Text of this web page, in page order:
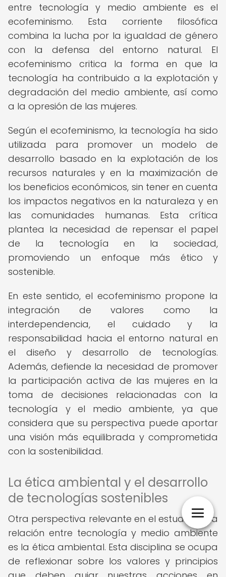
entre tecnología y medio ambiente es el
ecofeminismo. Esta corriente filosófica
combina la lucha por la igualdad de género
con la defensa del entorno natural. El
ecofeminismo critica la forma en que la
tecnología ha contribuido a la explotación y
degradación del medio ambiente, así como
a la opresión de las mujeres.
Según el ecofeminismo, la tecnología ha sido
utilizada para promover un modelo de
desarrollo basado en la explotación de los
recursos naturales y en la maximización de
los beneficios económicos, sin tener en cuenta
los impactos negativos en la naturaleza y en
las comunidades humanas. Esta crítica
plantea la necesidad de repensar el papel
de la tecnología en la sociedad,
promoviendo un enfoque más ético y
sostenible.
En este sentido, el ecofeminismo propone la
integración de valores como la
interdependencia, el cuidado y la
responsabilidad hacia el entorno natural en
el diseño y desarrollo de tecnologías.
Además, defiende la necesidad de promover
la participación activa de las mujeres en la
toma de decisiones relacionadas con la
tecnología y el medio ambiente, ya que
considera que su perspectiva puede aportar
una visión más equilibrada y comprometida
con la sostenibilidad.
La ética ambiental y el desarrollo
de tecnologías sostenibles
Otra perspectiva relevante en el estudio de la
relación entre tecnología y medio ambiente
es la ética ambiental. Esta disciplina se ocupa
de reflexionar sobre los valores y principios